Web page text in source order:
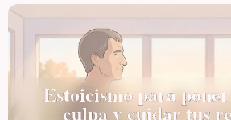
Estoicismo para
culpa y cuidar tus